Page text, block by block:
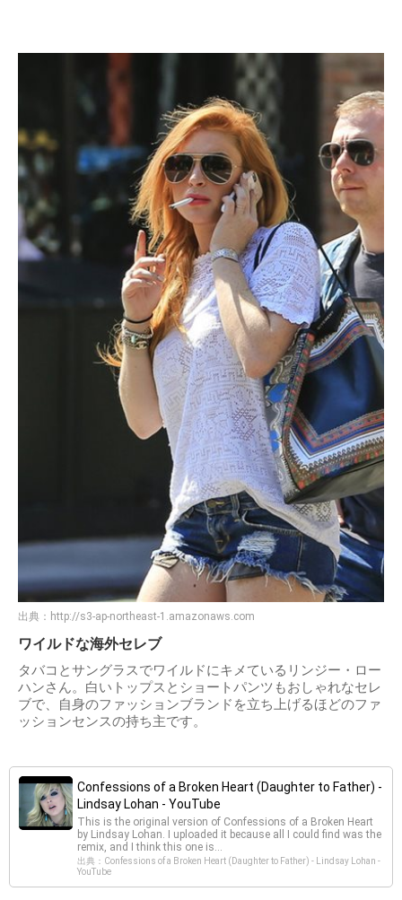
出典： http://s3-ap-northeast-1.amazonaws.com
ワイルドな海外セレブ
タバコとサングラスでワイルドにキメているリンジー・ロー
ハンさん。白いトップスとショートパンツもおしゃれなセレ
ブで、自身のファッションブランドを立ち上げるほどのファ
ッションセンスの持ち主です。
Confessions of a Broken Heart (Daughter to Father) -
Lindsay Lohan - YouTube
This is the original version of Confessions of a Broken Heart
by Lindsay Lohan. I uploaded it because all I could find was the
remix, and I think this one is...
出典：Confessions of a Broken Heart (Daughter to Father) - Lindsay Lohan -
YouTube